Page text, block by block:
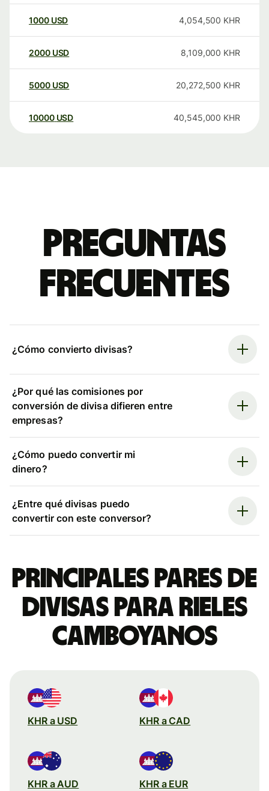
1000 USD 4,054,500 KHR
2000 USD 8,109,000 KHR
5000 USD 20,272,500 KHR
10000 USD 40,545,000 KHR
Preguntas
frecuentes
¿Cómo convierto divisas?
¿Por qué las comisiones por
conversión de divisa difieren entre
empresas?
¿Cómo puedo convertir mi
dinero?
¿Entre qué divisas puedo
convertir con este conversor?
Principales pares de
divisas para rieles
camboyanos
KHR a USD KHR a CAD
KHR a AUD KHR a EUR